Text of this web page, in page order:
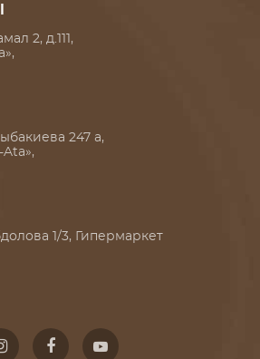
2, д.111,
247 а,
1/3, Гипермаркет